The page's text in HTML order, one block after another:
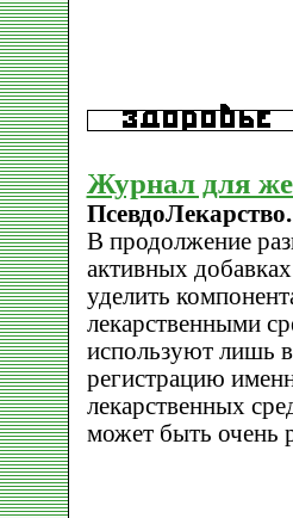
Журнал для
В продолжение
активных
уделить
лекарственными
используют лишь
регистрацию
лекарственных
может быть очень